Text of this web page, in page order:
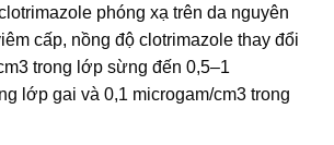
phóng xạ trên da nguyên
cấp, nồng độ clotrimazole thay đổi
trong lớp sừng đến 0,5–1
lớp gai và 0,1 microgam/cm3 trong